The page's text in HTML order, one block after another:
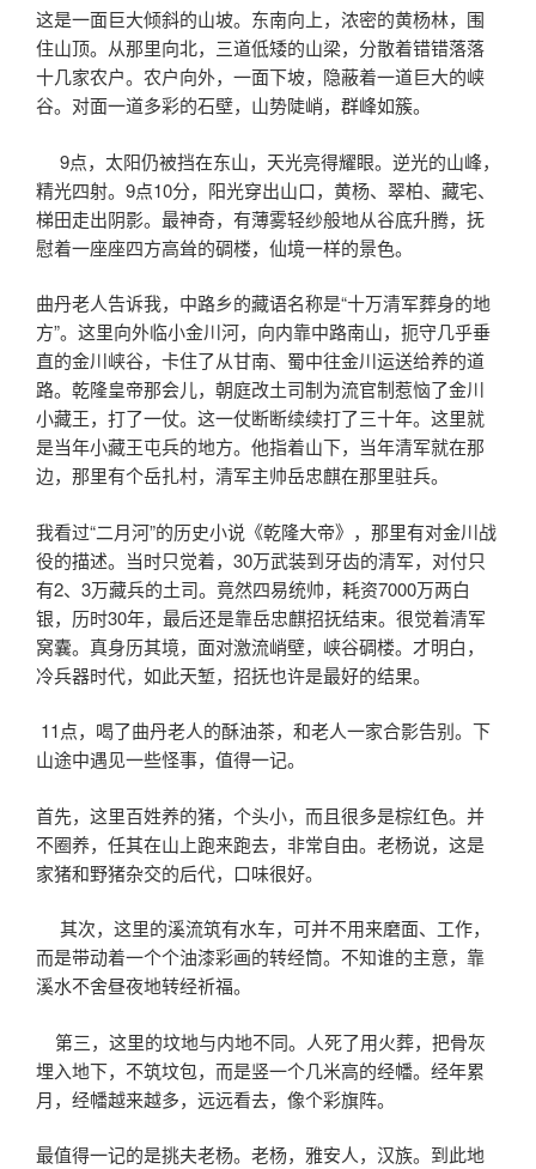
这是一面巨大倾斜的山坡。东南向上，浓密的黄杨林，围
住山顶。从那里向北，三道低矮的山梁，分散着错错落落
十几家农户。农户向外，一面下坡，隐蔽着一道巨大的峡
谷。对面一道多彩的石壁，山势陡峭，群峰如簇。
9点，太阳仍被挡在东山，天光亮得耀眼。逆光的山峰，
精光四射。9点10分，阳光穿出山口，黄杨、翠柏、藏宅、
梯田走出阴影。最神奇，有薄雾轻纱般地从谷底升腾，抚
慰着一座座四方高耸的碉楼，仙境一样的景色。
曲丹老人告诉我，中路乡的藏语名称是“十万清军葬身的地
方”。这里向外临小金川河，向内靠中路南山，扼守几乎垂
直的金川峡谷，卡住了从甘南、蜀中往金川运送给养的道
路。乾隆皇帝那会儿，朝庭改土司制为流官制惹恼了金川
小藏王，打了一仗。这一仗断断续续打了三十年。这里就
是当年小藏王屯兵的地方。他指着山下，当年清军就在那
边，那里有个岳扎村，清军主帅岳忠麒在那里驻兵。
我看过“二月河”的历史小说《乾隆大帝》，那里有对金川战
役的描述。当时只觉着，30万武装到牙齿的清军，对付只
有2、3万藏兵的土司。竟然四易统帅，耗资7000万两白
银，历时30年，最后还是靠岳忠麒招抚结束。很觉着清军
窝囊。真身历其境，面对激流峭壁，峡谷碉楼。才明白，
冷兵器时代，如此天堑，招抚也许是最好的结果。
11点，喝了曲丹老人的酥油茶，和老人一家合影告别。下
山途中遇见一些怪事，值得一记。
首先，这里百姓养的猪，个头小，而且很多是棕红色。并
不圈养，任其在山上跑来跑去，非常自由。老杨说，这是
家猪和野猪杂交的后代，口味很好。
其次，这里的溪流筑有水车，可并不用来磨面、工作，
而是带动着一个个油漆彩画的转经筒。不知谁的主意，靠
溪水不舍昼夜地转经祈福。
第三，这里的坟地与内地不同。人死了用火葬，把骨灰
埋入地下，不筑坟包，而是竖一个几米高的经幡。经年累
月，经幡越来越多，远远看去，像个彩旗阵。
最值得一记的是挑夫老杨。老杨，雅安人，汉族。到此地